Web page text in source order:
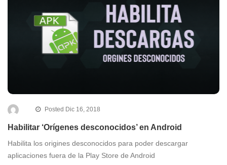
Posted Dic 16, 2018
Habilitar ‘Orígenes desconocidos’ en Android
Habilita los origines desconocidos para poder descargar
aplicaciones fuera de la Play Store de Android